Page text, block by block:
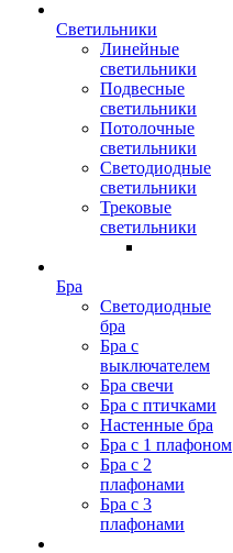
Светильники
Линейные
светильники
Подвесные
светильники
Потолочные
светильники
Светодиодные
светильники
Трековые
светильники
Бра
Светодиодные
бра
Бра с
выключателем
Бра свечи
Бра с птичками
Настенные бра
Бра с 1 плафоном
Бра с 2
плафонами
Бра с 3
плафонами